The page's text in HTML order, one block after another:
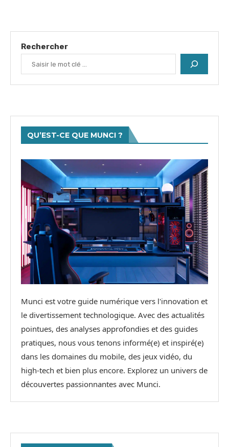
Rechercher
QU’EST-CE QUE MUNCI ?
Munci est votre guide numérique vers l'innovation et
le divertissement technologique. Avec des actualités
pointues, des analyses approfondies et des guides
pratiques, nous vous tenons informé(e) et inspiré(e)
dans les domaines du mobile, des jeux vidéo, du
high-tech et bien plus encore. Explorez un univers de
découvertes passionnantes avec Munci.